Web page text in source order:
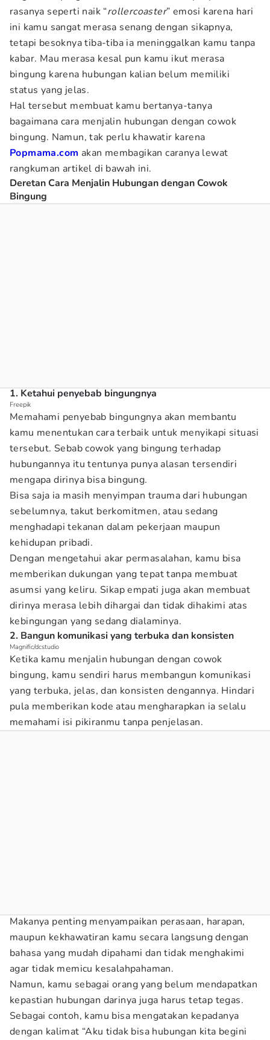
rasanya seperti naik “rollercoaster” emosi karena hari
ini kamu sangat merasa senang dengan sikapnya,
tetapi besoknya tiba-tiba ia meninggalkan kamu tanpa
kabar. Mau merasa kesal pun kamu ikut merasa
bingung karena hubungan kalian belum memiliki
status yang jelas.
Hal tersebut membuat kamu bertanya-tanya
bagaimana cara menjalin hubungan dengan cowok
bingung. Namun, tak perlu khawatir karena
Popmama.com akan membagikan caranya lewat
rangkuman artikel di bawah ini.
Deretan Cara Menjalin Hubungan dengan Cowok
Bingung
1. Ketahui penyebab bingungnya
Freepik
Memahami penyebab bingungnya akan membantu
kamu menentukan cara terbaik untuk menyikapi situasi
tersebut. Sebab cowok yang bingung terhadap
hubungannya itu tentunya punya alasan tersendiri
mengapa dirinya bisa bingung.
Bisa saja ia masih menyimpan trauma dari hubungan
sebelumnya, takut berkomitmen, atau sedang
menghadapi tekanan dalam pekerjaan maupun
kehidupan pribadi.
Dengan mengetahui akar permasalahan, kamu bisa
memberikan dukungan yang tepat tanpa membuat
asumsi yang keliru. Sikap empati juga akan membuat
dirinya merasa lebih dihargai dan tidak dihakimi atas
kebingungan yang sedang dialaminya.
2. Bangun komunikasi yang terbuka dan konsisten
Magnific/dcstudio
Ketika kamu menjalin hubungan dengan cowok
bingung, kamu sendiri harus membangun komunikasi
yang terbuka, jelas, dan konsisten dengannya. Hindari
pula memberikan kode atau mengharapkan ia selalu
memahami isi pikiranmu tanpa penjelasan.
Makanya penting menyampaikan perasaan, harapan,
maupun kekhawatiran kamu secara langsung dengan
bahasa yang mudah dipahami dan tidak menghakimi
agar tidak memicu kesalahpahaman.
Namun, kamu sebagai orang yang belum mendapatkan
kepastian hubungan darinya juga harus tetap tegas.
Sebagai contoh, kamu bisa mengatakan kepadanya
dengan kalimat “Aku tidak bisa hubungan kita begini